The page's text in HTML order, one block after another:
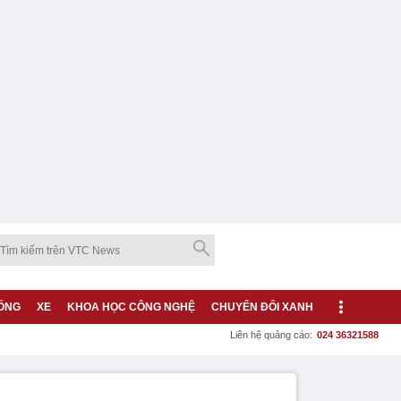
XE KHOA HỌC CÔNG NGHỆ CHUYỂN ĐỔI XANH
Liên hệ quảng cáo: 024 36321588